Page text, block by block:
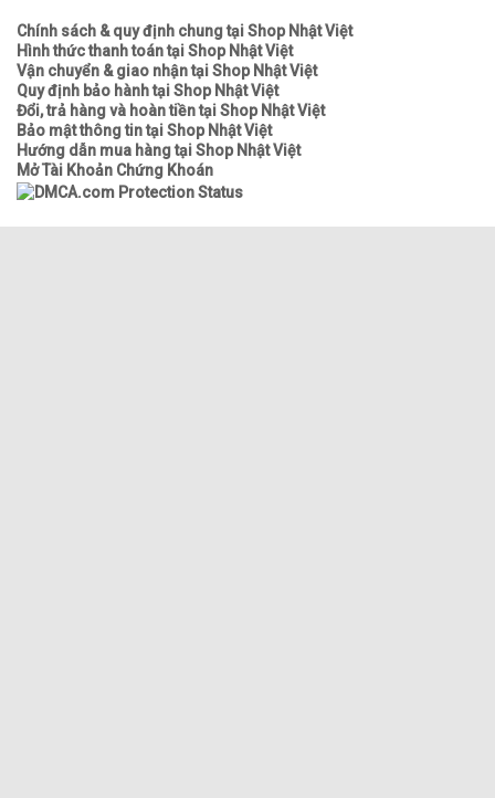
Chính sách & quy định chung tại Shop Nhật Việt
Hình thức thanh toán tại Shop Nhật Việt
Vận chuyển & giao nhận tại Shop Nhật Việt
Quy định bảo hành tại Shop Nhật Việt
Đổi, trả hàng và hoàn tiền tại Shop Nhật Việt
Bảo mật thông tin tại Shop Nhật Việt
Hướng dẫn mua hàng tại Shop Nhật Việt
Mở Tài Khoản Chứng Khoán